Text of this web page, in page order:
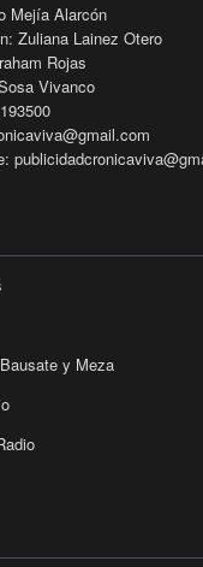
Mejía Alarcón
Zuliana Lainez Otero
Rojas
Vivanco
y Meza